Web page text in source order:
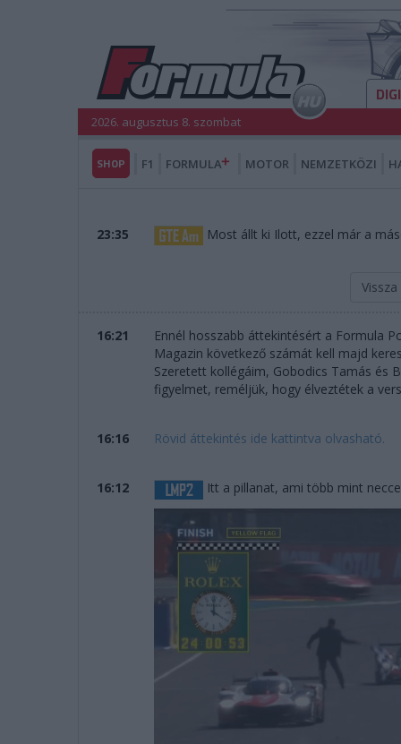
2026. augusztus 8. szombat
SHOP F1 FORMULA MOTOR NEMZETKÖZI
23:35 Most állt ki Ilott, ezzel már a
16:21
Ennél hosszabb áttekintésért a Formula
Magazin következő számát kell majd
Szeretett kollégáim, Gobodics Tamás és
figyelmet, reméljük, hogy élveztétek a
16:16 Rövid áttekintés ide kattintva olvasható.
16:12 Itt a pillanat, ami több mint